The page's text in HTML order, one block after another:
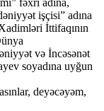
işçisi” adına
İttifaqının
və İncəsənət
soyadına uyğun
deyəcəyəm,